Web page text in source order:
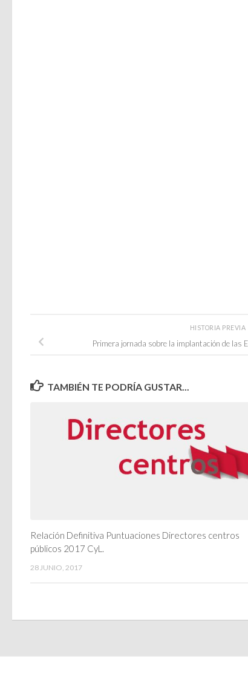
HISTORIA PREVIA
Primera jornada sobre la implantación de las
TAMBIÉN TE PODRÍA GUSTAR...
Relación Definitiva Puntuaciones Directores centros
públicos 2017 CyL.
28 JUNIO, 2017